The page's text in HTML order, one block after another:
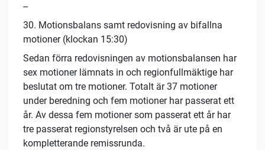
--
30. Motionsbalans samt redovisning av bifallna
motioner (klockan 15:30)
Sedan förra redovisningen av motionsbalansen har
sex motioner lämnats in och regionfullmäktige har
beslutat om tre motioner. Totalt är 37 motioner
under beredning och fem motioner har passerat ett
år. Av dessa fem motioner som passerat ett år har
tre passerat regionstyrelsen och två är ute på en
kompletterande remissrunda.